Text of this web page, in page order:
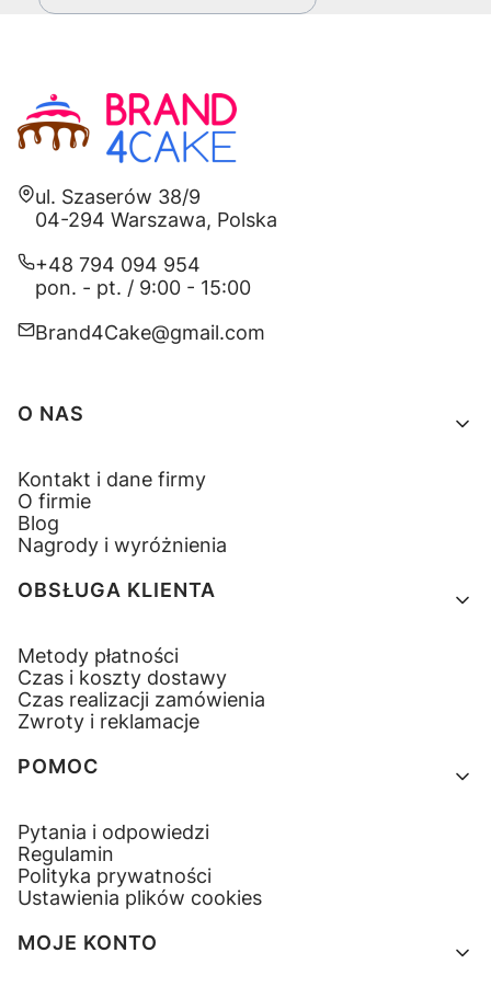
Adres:
ul. Szaserów 38/9
04-294 Warszawa, Polska
+48 794 094 954
pon. - pt. / 9:00 - 15:00
Brand4Cake@gmail.com
Linki w stopce
O NAS
Kontakt i dane firmy
O firmie
Blog
Nagrody i wyróżnienia
OBSŁUGA KLIENTA
Metody płatności
Czas i koszty dostawy
Czas realizacji zamówienia
Zwroty i reklamacje
POMOC
Pytania i odpowiedzi
Regulamin
Polityka prywatności
Ustawienia plików cookies
MOJE KONTO